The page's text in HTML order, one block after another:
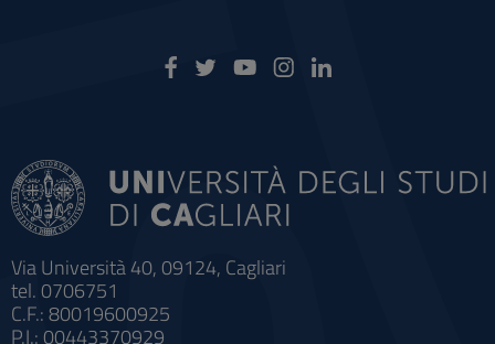
Via Università 40, 09124, Cagliari
tel. 0706751
C.F.: 80019600925
P.I.: 00443370929